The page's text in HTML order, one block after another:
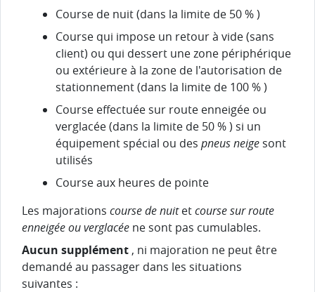
Course de nuit (dans la limite de 50 %)
Course qui impose un retour à vide (sans
client) ou qui dessert une zone périphérique
ou extérieure à la zone de l'autorisation de
stationnement (dans la limite de 100 %)
Course effectuée sur route enneigée ou
verglacée (dans la limite de 50 %) si un
équipement spécial ou des pneus neige sont
utilisés
Course aux heures de pointe
Les majorations course de nuit etcourse sur route
enneigée ou verglacée ne sont pas cumulables.
Aucun supplément , ni majoration ne peut être
demandé au passager dans les situations
suivantes :